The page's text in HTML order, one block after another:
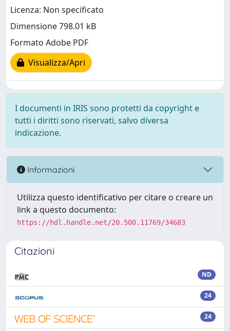
Licenza: Non specificato
Dimensione 798.01 kB
Formato Adobe PDF
Visualizza/Apri
I documenti in IRIS sono protetti da copyright e
tutti i diritti sono riservati, salvo diversa
indicazione.
Informazioni
Utilizza questo identificativo per citare o creare un
link a questo documento:
https://hdl.handle.net/20.500.11769/34683
Citazioni
ND
24
24